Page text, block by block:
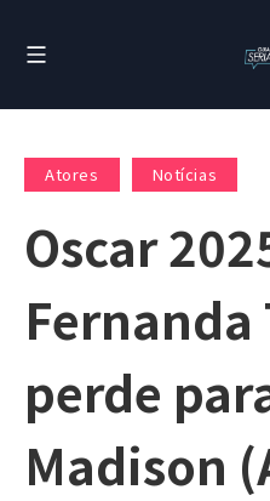
Atores Notícias
Oscar
Fernanda
perde
Madison